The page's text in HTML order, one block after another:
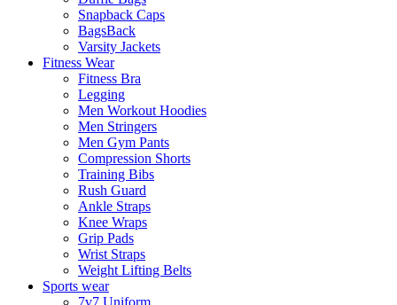
Snapback Caps
BagsBack
Varsity Jackets
Fitness Wear
Fitness Bra
Legging
Men Workout Hoodies
Men Stringers
Men Gym Pants
Compression Shorts
Training Bibs
Rush Guard
Ankle Straps
Knee Wraps
Grip Pads
Wrist Straps
Weight Lifting Belts
Sports wear
7v7 Uniform